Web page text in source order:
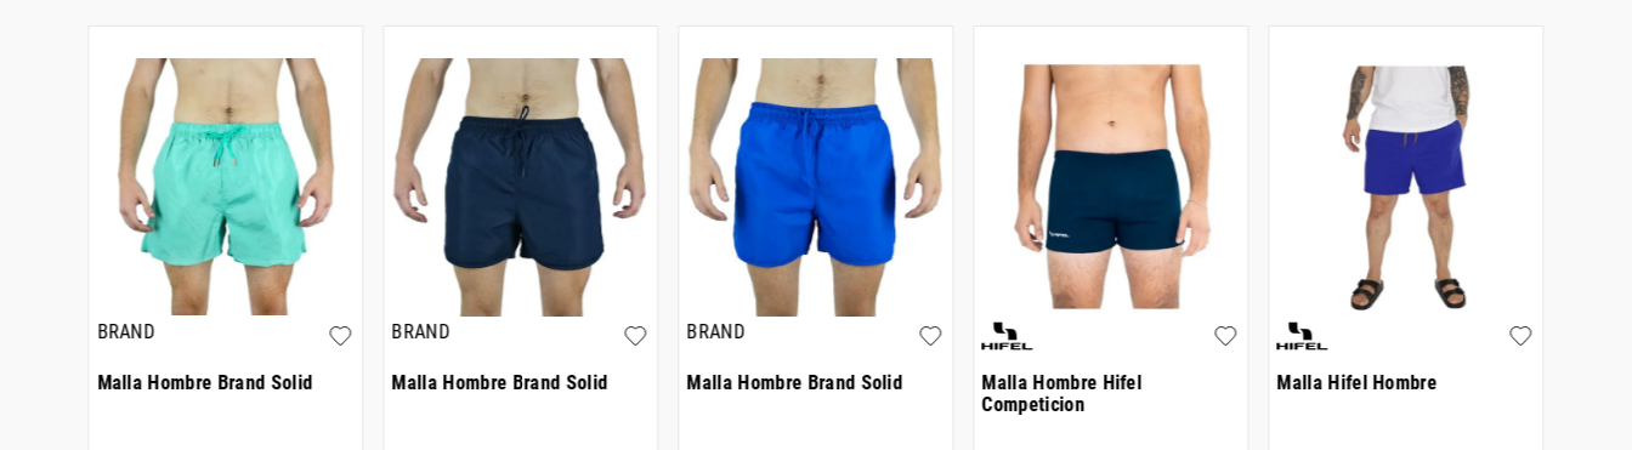
BRAND
Malla Hombre Brand Solid
BRAND
Malla Hombre Brand Solid
BRAND
Malla Hombre Brand Solid
Malla Hombre Hifel
Competicion
Malla Hifel Hombre